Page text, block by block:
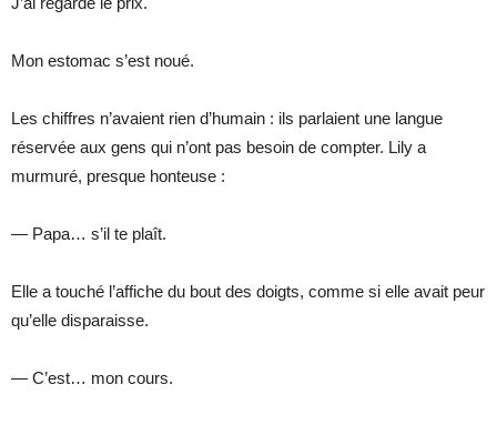
Mon estomac s’est noué.
Les chiffres n’avaient rien d’humain : ils parlaient une langue
réservée aux gens qui n’ont pas besoin de compter. Lily a
murmuré, presque honteuse :
— Papa… s’il te plaît.
Elle a touché l’affiche du bout des doigts, comme si elle avait peur
qu’elle disparaisse.
— C’est… mon cours.